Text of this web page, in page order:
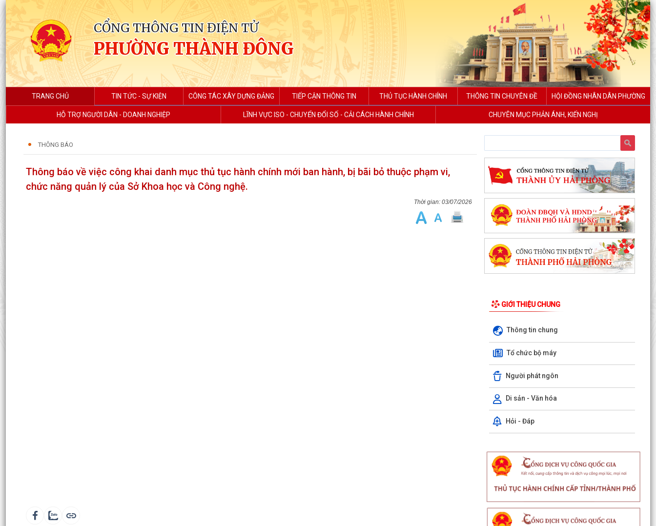
CỔNG THÔNG TIN ĐIỆN TỬ
PHƯỜNG THÀNH ĐÔNG
TRANG CHỦ TIN TỨC - SỰ KIỆN CÔNG TÁC XÂY DỰNG ĐẢNG TIẾP CẬN THÔNG TIN THỦ TỤC HÀNH CHÍNH THÔNG TIN CHUYÊN ĐỀ HỘI ĐỒNG NHÂN DÂN PHƯỜNG
HỖ TRỢ NGƯỜI DÂN - DOANH NGHIỆP LĨNH VỰC ISO - CHUYỂN ĐỔI SỐ - CẢI CÁCH HÀNH CHÍNH CHUYÊN MỤC PHẢN ÁNH, KIẾN NGHỊ
THÔNG BÁO
Thông báo về việc công khai danh mục thủ tục hành chính mới ban hành, bị bãi bỏ thuộc phạm vi,
chức năng quản lý của Sở Khoa học và Công nghệ.
03/07/2026
GIỚI THIỆU CHUNG
Thông tin chung
Tổ chức bộ máy
Người phát ngôn
Di sản - Văn hóa
Hỏi - Đáp